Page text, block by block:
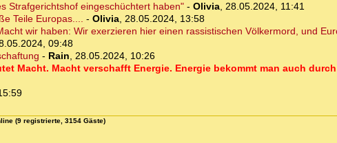
Strafgerichtshof eingeschüchtert haben"- Olivia, 28.05.2024, 11:41
Teile Europas.... - Olivia, 28.05.2024, 13:58
wir haben: Wir exerzieren hier einen rassistischen Völkermord, und
09:48
- Rain, 28.05.2024, 10:26
Macht. Macht verschafft Energie. Energie bekommt man auch
(9 registrierte, 3154 Gäste)